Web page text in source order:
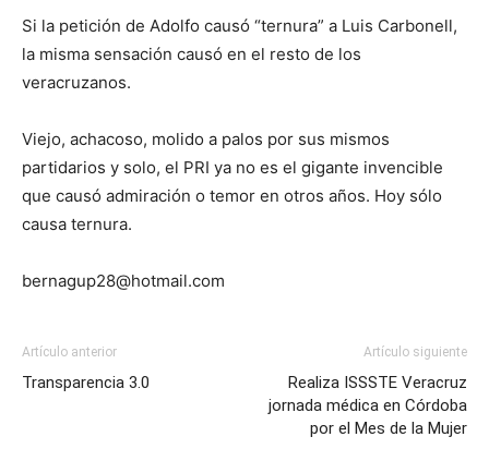
Si la petición de Adolfo causó “ternura” a Luis Carbonell,
la misma sensación causó en el resto de los
veracruzanos.
Viejo, achacoso, molido a palos por sus mismos
partidarios y solo, el PRI ya no es el gigante invencible
que causó admiración o temor en otros años. Hoy sólo
causa ternura.
bernagup28@hotmail.com
Artículo anterior
Transparencia 3.0
Artículo siguiente
Realiza ISSSTE Veracruz
jornada médica en Córdoba
por el Mes de la Mujer